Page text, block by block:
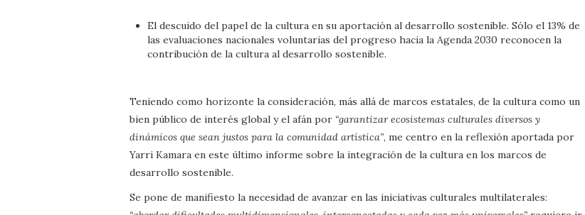
El descuido del papel de la cultura en su aportación al desarrollo sostenible. Sólo el 13% de
las evaluaciones nacionales voluntarias del progreso hacia la Agenda 2030 reconocen la
contribución de la cultura al desarrollo sostenible.
Teniendo como horizonte la consideración, más allá de marcos estatales, de la cultura como un
bien público de interés global y el afán por “garantizar ecosistemas culturales diversos y
dinámicos que sean justos para la comunidad artística”, me centro en la reflexión aportada por
Yarri Kamara en este último informe sobre la integración de la cultura en los marcos de
desarrollo sostenible.
Se pone de manifiesto la necesidad de avanzar en las iniciativas culturales multilaterales: